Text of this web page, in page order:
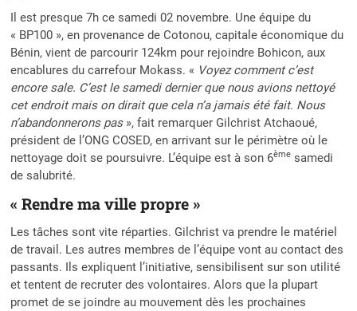
Il est presque 7h ce samedi 02 novembre. Une équipe du
« BP100 », en provenance de Cotonou, capitale économique du
Bénin, vient de parcourir 124km pour rejoindre Bohicon, aux
encablures du carrefour Mokass. « Voyez comment c’est
encore sale. C’est le samedi dernier que nous avions nettoyé
cet endroit mais on dirait que cela n’a jamais été fait. Nous
n’abandonnerons pas», fait remarquer Gilchrist Atchaoué,
président de l’ONG COSED, en arrivant sur le périmètre où le
nettoyage doit se poursuivre. L’équipe est à son 6ème samedi
de salubrité.
« Rendre ma ville propre »
Les tâches sont vite réparties. Gilchrist va prendre le matériel
de travail. Les autres membres de l’équipe vont au contact des
passants. Ils expliquent l’initiative, sensibilisent sur son utilité
et tentent de recruter des volontaires. Alors que la plupart
promet de se joindre au mouvement dès les prochaines